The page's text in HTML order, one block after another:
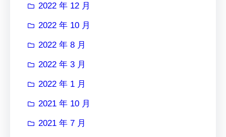
2022 年 12 月
2022 年 10 月
2022 年 8 月
2022 年 3 月
2022 年 1 月
2021 年 10 月
2021 年 7 月